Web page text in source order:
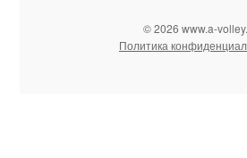
© 2026 www.a-
Политика